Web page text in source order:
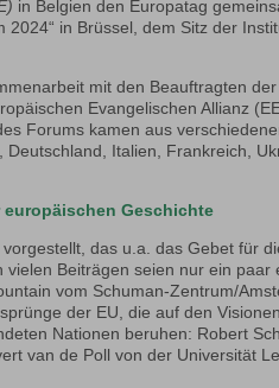
in Belgien den Europatag
in Brüssel, dem Sitz der
mit den Beauftragten
Evangelischen Allianz
Forums kamen aus
Italien, Frankreich,
Geschichte
das u.a. das Gebet für
Beiträgen seien nur ein
vom Schuman-Zentrum/
der EU, die auf den
Nationen beruhen: Robert
van de Poll von der Universität